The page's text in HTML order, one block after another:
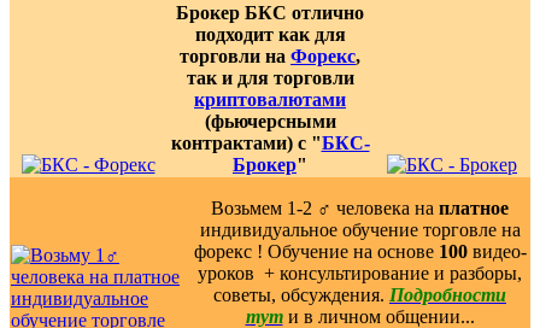
Брокер БКС отлично
подходит как для
торговли на Форекс,
так и для торговли
криптовалютами
(фьючерсными
контрактами) с "БКС-
Брокер"
Возьмем 1-2 ‍♂️ человека на платное
индивидуальное обучение торговле на
форекс ! Обучение на основе 100видео-
уроков ️ + консультирование и разборы,
советы, обсуждения. Подробности
тут и в личном общении...